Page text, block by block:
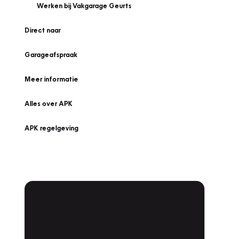
Werken bij Vakgarage Geurts
Direct naar
Garageafspraak
Meer informatie
Alles over APK
APK regelgeving